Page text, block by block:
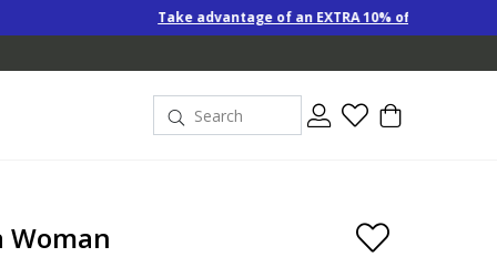
Take advantage of an EXTRA 10% off Special-Price
Woman